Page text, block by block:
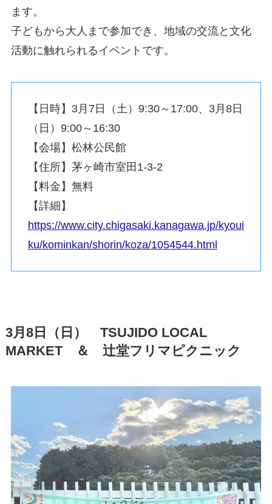
ます。
子どもから大人まで参加でき、地域の交流と文化
活動に触れられるイベントです。
【日時】3月7日（土）9:30～17:00、3月8日
（日）9:00～16:30
【会場】松林公民館
【住所】茅ヶ崎市室田1-3-2
【料金】無料
【詳細】
https://www.city.chigasaki.kanagawa.jp/kyoui
ku/kominkan/shorin/koza/1054544.html
3月8日（日） TSUJIDO LOCAL
MARKET ＆ 辻堂フリマピクニック